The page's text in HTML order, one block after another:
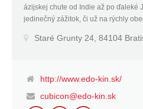
ázijskej chute od Indie až po ďaleké
jedinečný zážitok, či už na rýchly
Staré Grunty 24, 84104
http://www.edo-kin.sk/
cubicon@edo-kin.sk